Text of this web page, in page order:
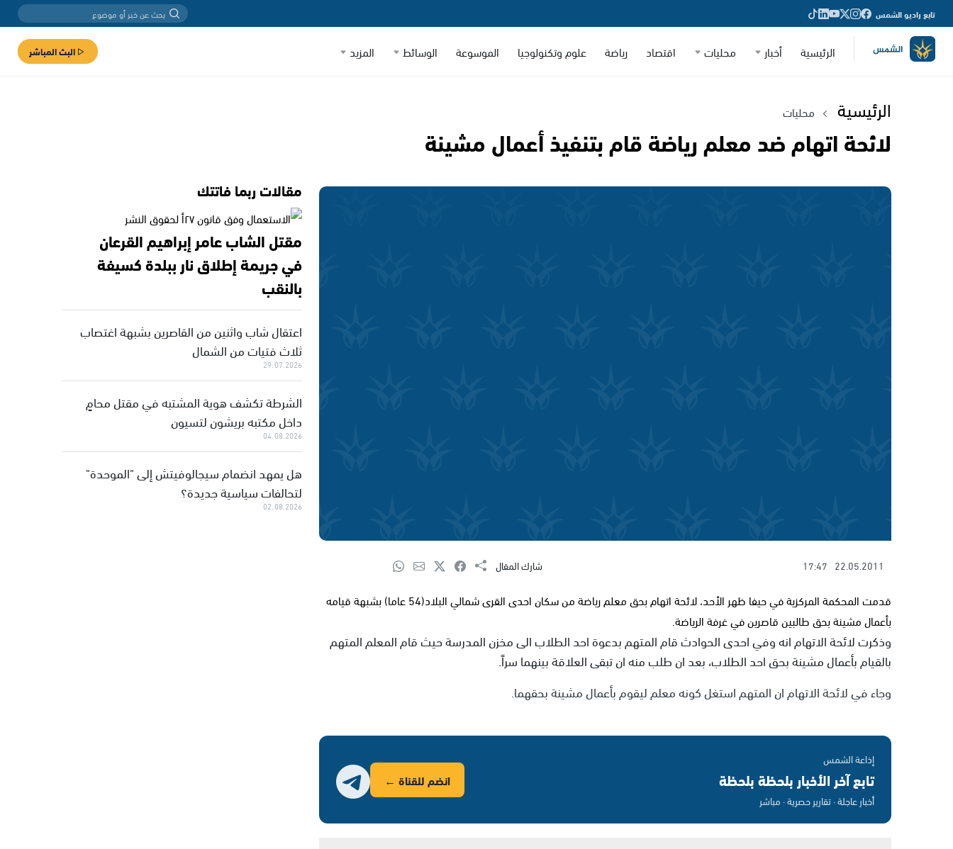
تابع راديو الشمس
الرئيسية أخبار محليات اقتصاد رياضة علوم وتكنولوجيا الموسوعة الوسائط المزيد البث المباشر
الرئيسية محليات
لائحة اتهام ضد معلم رياضة قام بتنفيذ أعمال مشينة
22.05.2011
17:47 شارك المقال
قدمت المحكمة المركزية في حيفا ظهر الأحد، لائحة اتهام بحق معلم رياضة من سكان احدى القرى شمالي البلاد(54 عاما) بشبهة قيامه
بأعمال مشينة بحق طالبين قاصرين في غرفة الرياضة.
وذكرت لائحة الاتهام انه وفي احدى الحوادث قام المتهم بدعوة احد الطلاب الى مخزن المدرسة حيث قام المعلم المتهم
بالقيام بأعمال مشينة بحق احد الطلاب، بعد ان طلب منه ان تبقى العلاقة بينهما سراً.
وجاء في لائحة الاتهام ان المتهم استغل كونه معلم ليقوم بأعمال مشينة بحقهما.
إذاعة الشمس
تابع آخر الأخبار بلحظة بلحظة
أخبار عاجلة · تقارير حصرية · مباشر
انضم للقناة ←
مقالات ربما فاتتك
مقتل الشاب عامر إبراهيم القرعان
في جريمة إطلاق نار ببلدة كسيفة
بالنقب
اعتقال شاب واثنين من القاصرين بشبهة اغتصاب
ثلاث فتيات من الشمال
29.07.2026
الشرطة تكشف هوية المشتبه في مقتل محامٍ
داخل مكتبه بريشون لتسيون
04.08.2026
هل يمهد انضمام سيجالوفيتش إلى "الموحدة"
لتحالفات سياسية جديدة؟
02.08.2026